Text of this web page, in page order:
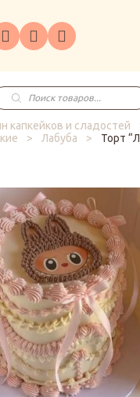
на Праздники
Корпоративным
клиентам
Поиск
товаров
капкейков и сладостей
> Лабуба > Торт